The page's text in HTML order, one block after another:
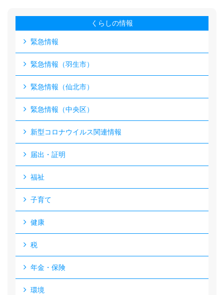
くらしの情報
緊急情報
緊急情報（羽生市）
緊急情報（仙北市）
緊急情報（中央区）
新型コロナウイルス関連情報
届出・証明
福祉
子育て
健康
税
年金・保険
環境